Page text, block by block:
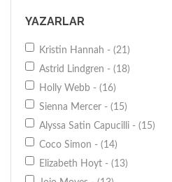
Boyama (Büyükler İçin) - (13)
Genel - (12)
Psikolojik Danışmanlık - (12)
Anı-Yaşam - (12)
Biyografi-Otobiyografi - (12)
YAZARLAR
Kristin Hannah - (21)
Astrid Lindgren - (18)
Holly Webb - (16)
Sienna Mercer - (15)
Alyssa Satin Capucilli - (15)
Coco Simon - (14)
Elizabeth Hoyt - (13)